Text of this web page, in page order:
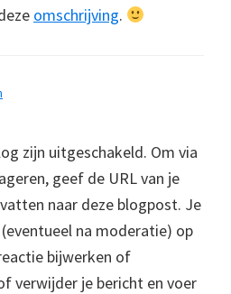
omschrijving.
zijn uitgeschakeld. Om via
geef de URL van je
naar deze blogpost. Je
na moderatie) op
bijwerken of
verwijder je bericht en voer